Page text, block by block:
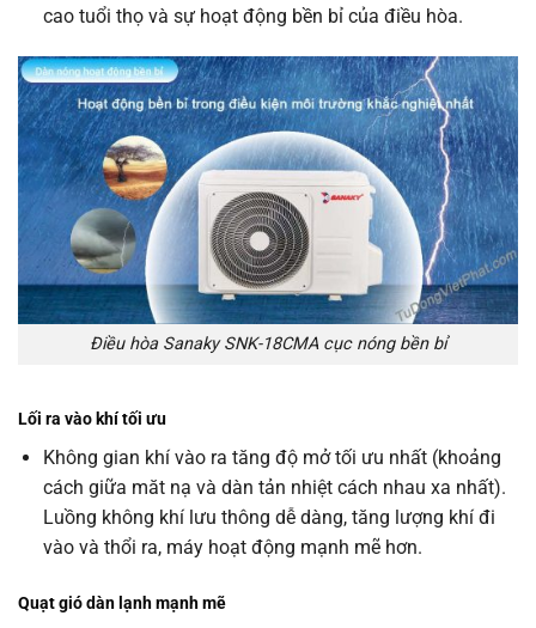
cao tuổi thọ và sự hoạt động bền bỉ của điều hòa.
Điều hòa Sanaky SNK-18CMA cục nóng bền bỉ
Lối ra vào khí tối ưu
Không gian khí vào ra tăng độ mở tối ưu nhất (khoảng
cách giữa măt nạ và dàn tản nhiệt cách nhau xa nhất).
Luồng không khí lưu thông dễ dàng, tăng lượng khí đi
vào và thổi ra, máy hoạt động mạnh mẽ hơn.
Quạt gió dàn lạnh mạnh mẽ